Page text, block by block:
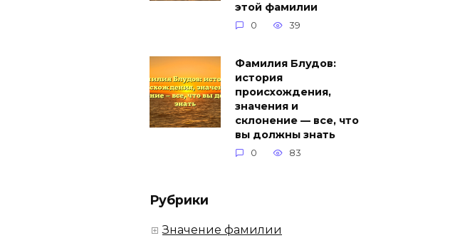
этой фамилии
0 39
Фамилия Блудов:
история
происхождения,
значения и
склонение — все, что
вы должны знать
0 83
Рубрики
Значение фамилии